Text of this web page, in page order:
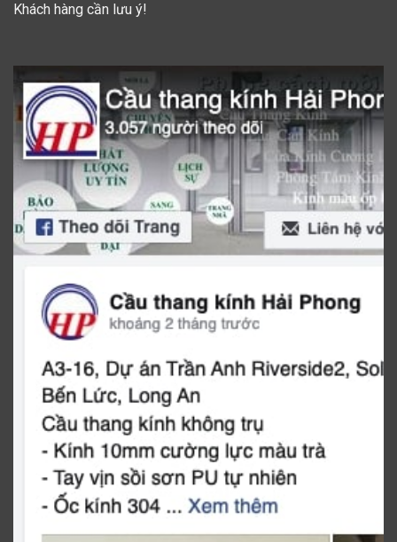
Khách hàng cần lưu ý!